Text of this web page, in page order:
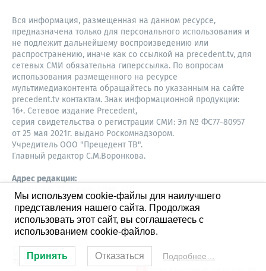
Вся информация, размещенная на данном ресурсе,
предназначена только для персонального использования и
не подлежит дальнейшему воспроизведению или
распространению, иначе как со ссылкой на precedent.tv, для
сетевых СМИ обязательна гиперссылка. По вопросам
использования размещенного на ресурсе
мультимедиаконтента обращайтесь по указанным на сайте
precedent.tv контактам. Знак информационной продукции:
16+. Сетевое издание Precedent,
серия свидетельства о регистрации СМИ: Эл № ФС77-80957
от 25 мая 2021г. выдано Роскомнадзором.
Учредитель ООО "Прецедент ТВ".
Главный редактор С.М.Воронкова.
Адрес редакции:
630087,
Новосибирск
8-960-779-12-96,
S.Voronkova@precedent.tv
Мы используем cookie-файлы для наилучшего
представления нашего сайта. Продолжая
использовать этот сайт, вы соглашаетесь с
использованием cookie-файлов.
Принять Отказаться Подробнее…